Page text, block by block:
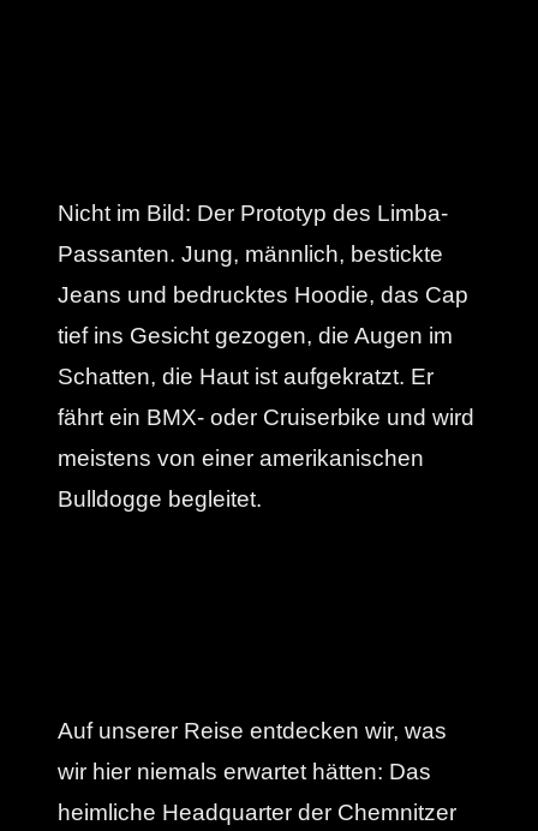
Nicht im Bild: Der Prototyp des Limba-
Passanten. Jung, männlich, bestickte
Jeans und bedrucktes Hoodie, das Cap
tief ins Gesicht gezogen, die Augen im
Schatten, die Haut ist aufgekratzt. Er
fährt ein BMX- oder Cruiserbike und wird
meistens von einer amerikanischen
Bulldogge begleitet.
Auf unserer Reise entdecken wir, was
wir hier niemals erwartet hätten: Das
heimliche Headquarter der Chemnitzer